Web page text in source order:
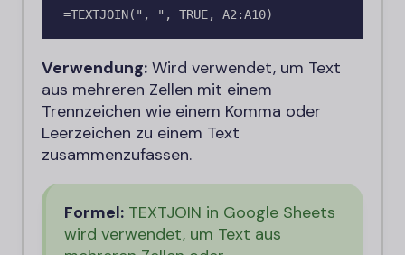
=TEXTJOIN(", ", TRUE, A2:A10)
Verwendung: Wird verwendet, um Text
aus mehreren Zellen mit einem
Trennzeichen wie einem Komma oder
Leerzeichen zu einem Text
zusammenzufassen.
Formel: TEXTJOIN in Google Sheets
wird verwendet, um Text aus